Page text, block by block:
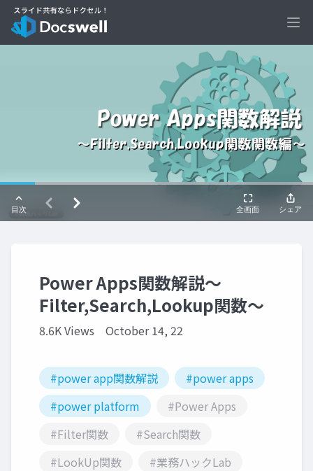
Power Apps関数解説～
Filter,Search,Lookup関数～
8.6K Views October 14, 22
#power app関数解説
#power apps
#power platform
#Power Apps
#Filter関数
#Search関数
#LookUp関数
#業務ハックLab